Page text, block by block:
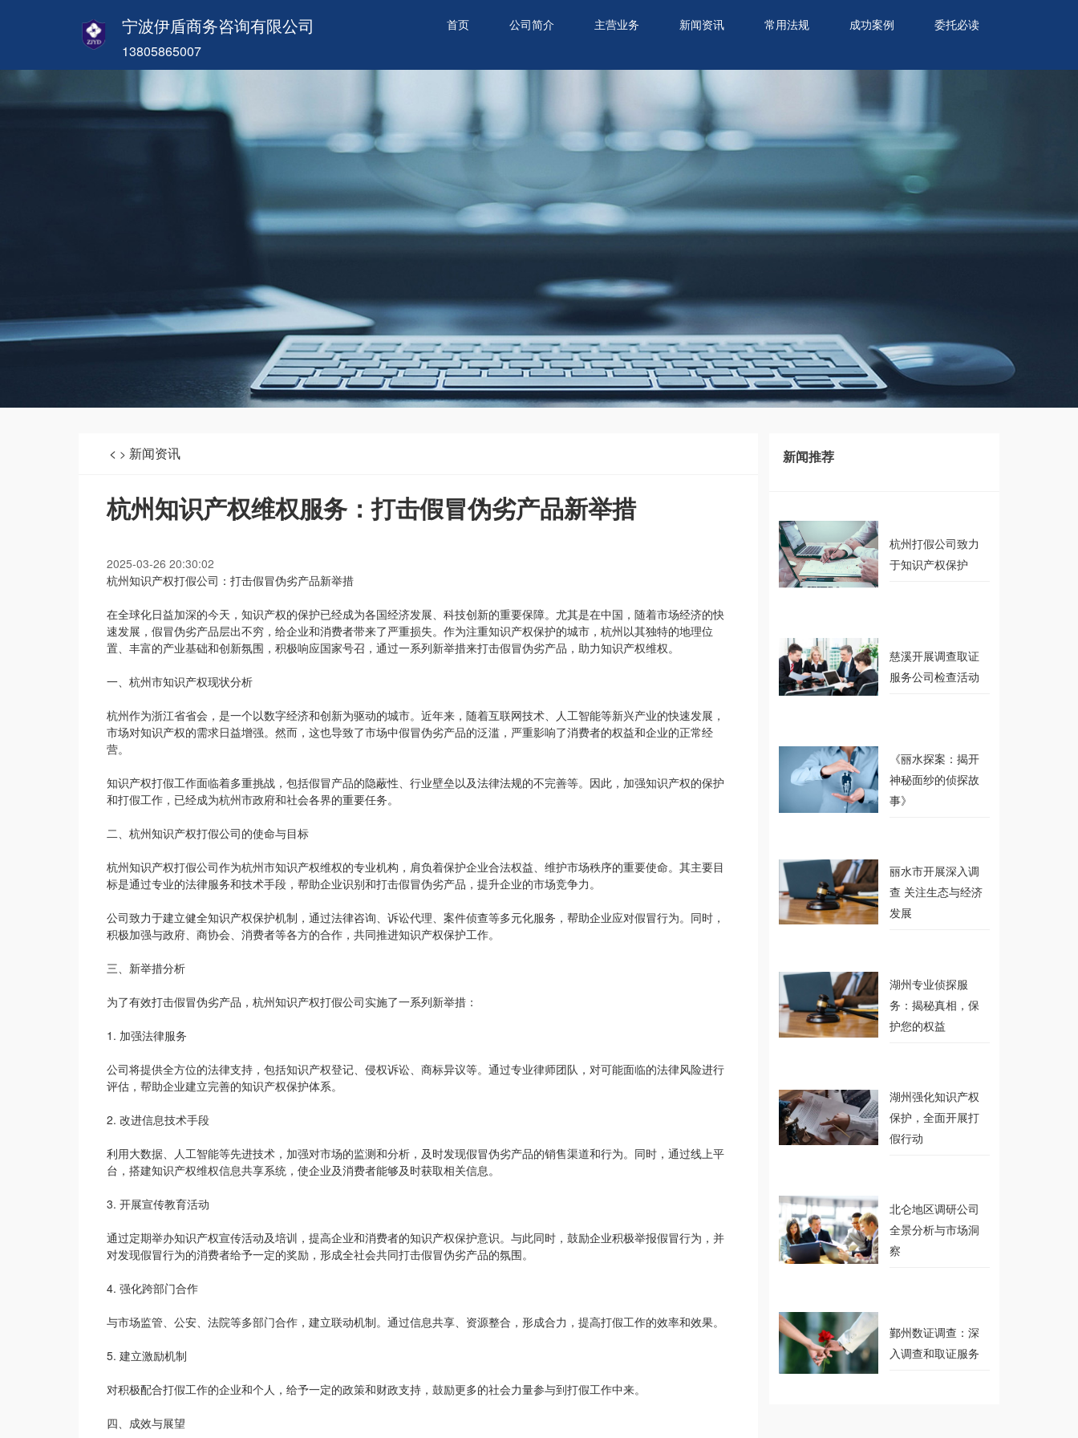
宁波伊盾商务咨询有限公司
13805865007
首页 公司简介 主营业务 新闻资讯 常用法规 成功案例 委托必读
< > 新闻资讯
杭州知识产权维权服务：打击假冒伪劣产品新举措
2025-03-26 20:30:02
杭州知识产权打假公司：打击假冒伪劣产品新举措
在全球化日益加深的今天，知识产权的保护已经成为各国经济发展、科技创新的重要保障。尤其是在中国，随着市场经济的快
速发展，假冒伪劣产品层出不穷，给企业和消费者带来了严重损失。作为注重知识产权保护的城市，杭州以其独特的地理位
置、丰富的产业基础和创新氛围，积极响应国家号召，通过一系列新举措来打击假冒伪劣产品，助力知识产权维权。
一、杭州市知识产权现状分析
杭州作为浙江省省会，是一个以数字经济和创新为驱动的城市。近年来，随着互联网技术、人工智能等新兴产业的快速发展，
市场对知识产权的需求日益增强。然而，这也导致了市场中假冒伪劣产品的泛滥，严重影响了消费者的权益和企业的正常经
营。
知识产权打假工作面临着多重挑战，包括假冒产品的隐蔽性、行业壁垒以及法律法规的不完善等。因此，加强知识产权的保护
和打假工作，已经成为杭州市政府和社会各界的重要任务。
二、杭州知识产权打假公司的使命与目标
杭州知识产权打假公司作为杭州市知识产权维权的专业机构，肩负着保护企业合法权益、维护市场秩序的重要使命。其主要目
标是通过专业的法律服务和技术手段，帮助企业识别和打击假冒伪劣产品，提升企业的市场竞争力。
公司致力于建立健全知识产权保护机制，通过法律咨询、诉讼代理、案件侦查等多元化服务，帮助企业应对假冒行为。同时，
积极加强与政府、商协会、消费者等各方的合作，共同推进知识产权保护工作。
三、新举措分析
为了有效打击假冒伪劣产品，杭州知识产权打假公司实施了一系列新举措：
1. 加强法律服务
公司将提供全方位的法律支持，包括知识产权登记、侵权诉讼、商标异议等。通过专业律师团队，对可能面临的法律风险进行
评估，帮助企业建立完善的知识产权保护体系。
2. 改进信息技术手段
利用大数据、人工智能等先进技术，加强对市场的监测和分析，及时发现假冒伪劣产品的销售渠道和行为。同时，通过线上平
台，搭建知识产权维权信息共享系统，使企业及消费者能够及时获取相关信息。
3. 开展宣传教育活动
通过定期举办知识产权宣传活动及培训，提高企业和消费者的知识产权保护意识。与此同时，鼓励企业积极举报假冒行为，并
对发现假冒行为的消费者给予一定的奖励，形成全社会共同打击假冒伪劣产品的氛围。
4. 强化跨部门合作
与市场监管、公安、法院等多部门合作，建立联动机制。通过信息共享、资源整合，形成合力，提高打假工作的效率和效果。
5. 建立激励机制
对积极配合打假工作的企业和个人，给予一定的政策和财政支持，鼓励更多的社会力量参与到打假工作中来。
四、成效与展望
新闻推荐
杭州打假公司致力
于知识产权保护
慈溪开展调查取证
服务公司检查活动
《丽水探案：揭开
神秘面纱的侦探故
事》
丽水市开展深入调
查 关注生态与经济
发展
湖州专业侦探服
务：揭秘真相，保
护您的权益
湖州强化知识产权
保护，全面开展打
假行动
北仑地区调研公司
全景分析与市场洞
察
鄞州数证调查：深
入调查和取证服务